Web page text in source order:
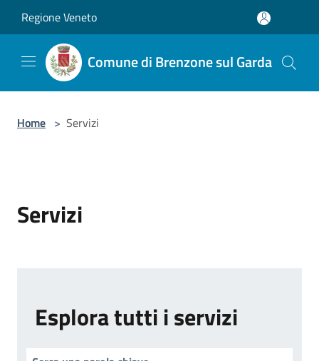
Regione Veneto
Comune di Brenzone sul Garda
Home > Servizi
Servizi
Esplora tutti i servizi